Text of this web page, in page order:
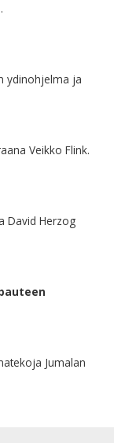
ydinohjelma ja
Veikko Flink.
David Herzog
Jumalan